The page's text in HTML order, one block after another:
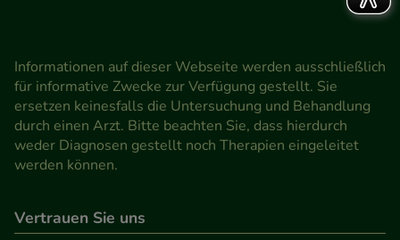
Informationen auf dieser Webseite werden ausschließlich
für informative Zwecke zur Verfügung gestellt. Sie
ersetzen keinesfalls die Untersuchung und Behandlung
durch einen Arzt. Bitte beachten Sie, dass hierdurch
weder Diagnosen gestellt noch Therapien eingeleitet
werden können.
Vertrauen Sie uns